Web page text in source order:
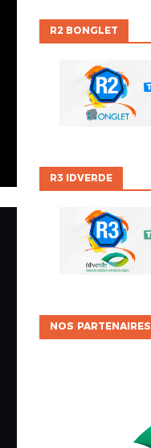
R2 BONGLET
R3 IDVERDE
NOS PARTENAIRES